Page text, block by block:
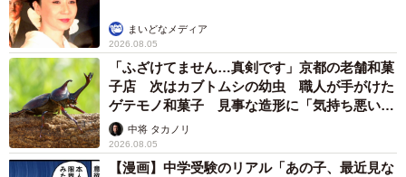
まいどなメディア
2026.08.05
「ふざけてません…真剣です」京都の老舗和菓
子店 次はカブトムシの幼虫 職人が手がけた
ゲテモノ和菓子 見事な造形に「気持ち悪いく
らいリアル」
中将 タカノリ
2026.08.05
【漫画】中学受験のリアル「あの子、最近見な